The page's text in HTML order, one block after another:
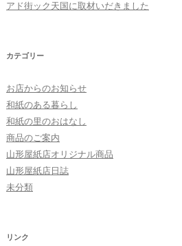
アド街ック天国に取材いだきました
カテゴリー
お店からのお知らせ
和紙のある暮らし
和紙の里のおはなし
商品のご案内
山形屋紙店オリジナル商品
山形屋紙店日誌
未分類
リンク